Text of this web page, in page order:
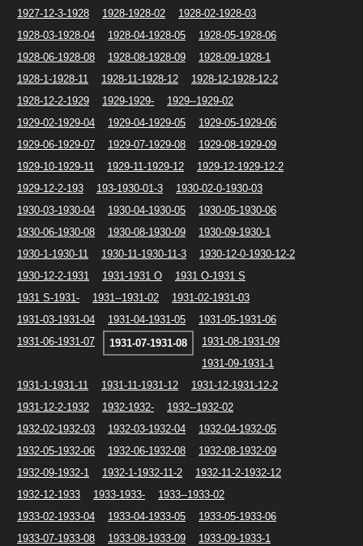
1927-12-3-1928 1928-1928-02
1928-02-1928-03
1928-03-1928-04
1928-04-1928-05
1928-05-1928-06
1928-06-1928-08
1928-08-1928-09
1928-09-1928-1
1928-1-1928-11
1928-11-1928-12
1928-12-1928-12-2
1928-12-2-1929
1929-1929-
1929--1929-02
1929-02-1929-04
1929-04-1929-05
1929-05-1929-06
1929-06-1929-07
1929-07-1929-08
1929-08-1929-09
1929-10-1929-11
1929-11-1929-12
1929-12-1929-12-2
1929-12-2-193
193-1930-01-3
1930-02-0-1930-03
1930-03-1930-04
1930-04-1930-05
1930-05-1930-06
1930-06-1930-08
1930-08-1930-09
1930-09-1930-1
1930-1-1930-11
1930-11-1930-11-3
1930-12-0-1930-12-2
1930-12-2-1931
1931-1931 O
1931 O-1931 S
1931 S-1931-
1931--1931-02
1931-02-1931-03
1931-03-1931-04
1931-04-1931-05
1931-05-1931-06
1931-06-1931-07
1931-07-1931-08
1931-08-1931-09
1931-09-1931-1
1931-1-1931-11
1931-11-1931-12
1931-12-1931-12-2
1931-12-2-1932
1932-1932-
1932--1932-02
1932-02-1932-03
1932-03-1932-04
1932-04-1932-05
1932-05-1932-06
1932-06-1932-08
1932-08-1932-09
1932-09-1932-1
1932-1-1932-11-2
1932-11-2-1932-12
1932-12-1933
1933-1933-
1933--1933-02
1933-02-1933-04
1933-04-1933-05
1933-05-1933-06
1933-07-1933-08
1933-08-1933-09
1933-09-1933-1